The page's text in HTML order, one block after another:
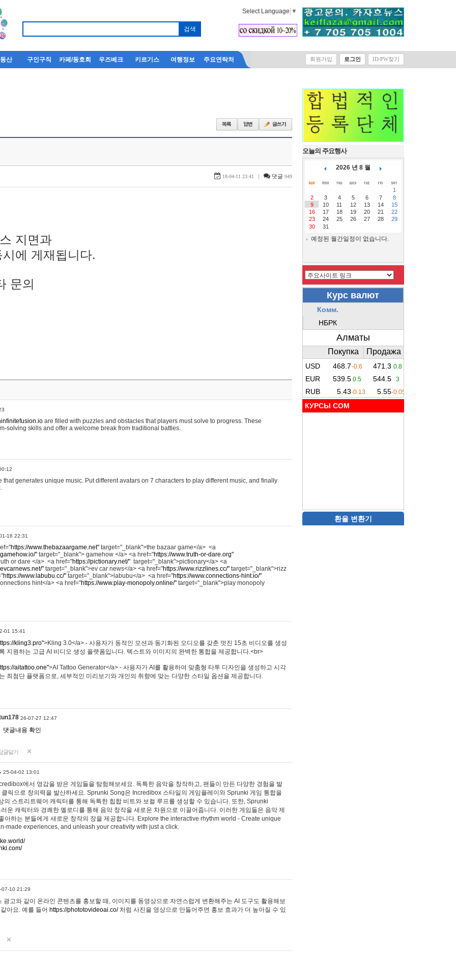
Select Language ▼
산 구인구직 카페/동호회 우즈베크 키르기스 여행정보 주요연락처 회원가입 로그인 ID/PW찾기
18-04-11 23:41 | 댓글 949
지면과
에 게재됩니다.
문의
are filled with puzzles and obstacles that players must solve to progress. These
solving skills and offer a welcome break from traditional battles.
that generates unique music. Put different avatars on 7 characters to play different music, and finally
16 22:31
https://www.thebazaargame.net" target="_blank">the bazaar game</a> <a
" target="_blank"> gamehow </a> <a href="https://www.truth-or-dare.org"
or dare </a> <a href="https://pictionary.net/" target="_blank">pictionary</a> <a
" target="_blank">ev car news</a> <a href="https://www.rizzlines.cc/" target="_blank">rizz
https://www.labubu.cc/" target="_blank">labubu</a> <a href="https://www.connections-hint.io/"
hint</a> <a href="https://www.play-monopoly.online/" target="_blank">play monopoly
01 15:41
kling3.pro">Kling 3.0</a> - 사용자가 동적인 모션과 동기화된 오디오를 갖춘 멋진 15초 비디오를 생성
지원하는 고급 AI 비디오 생성 플랫폼입니다. 텍스트와 이미지의 완벽한 통합을 제공합니다.<br>
aitattoo.one">AI Tattoo Generator</a> - 사용자가 AI를 활용하여 맞춤형 타투 디자인을 생성하고 시각
최첨단 플랫폼으로, 세부적인 미리보기와 개인의 취향에 맞는 다양한 스타일 옵션을 제공합니다.
26-07-27 12:47
댓글내용 확인
글달기
25-04-02 13:01
에서 영감을 받은 게임들을 탐험해보세요. 독특한 음악을 창작하고, 팬들이 만든 다양한 경험을 발
클릭으로 창의력을 발산하세요. Sprunki Song은 Incredibox 스타일의 게임플레이와 Sprunki 게임 통합을
의 스트리트웨어 캐릭터를 통해 독특한 힙합 비트와 보컬 루프를 생성할 수 있습니다. 또한, Sprunki
운 캐릭터와 경쾌한 멜로디를 통해 음악 창작을 새로운 차원으로 이끌어줍니다. 이러한 게임들은 음악 제
아하는 분들에게 새로운 창작의 장을 제공합니다. Explore the interactive rhythm world - Create unique
made experiences, and unleash your creativity with just a click.
07-10 21:29
광고와 같이 온라인 콘텐츠를 홍보할 때, 이미지를 동영상으로 자연스럽게 변환해주는 AI 도구도 활용해보
아요. 예를 들어 https://phototovideoai.co/처럼 사진을 영상으로 만들어주면 홍보 효과가 더 높아질 수 있
오늘의 주요행사
2026 년 8 월
1
2
3 4 5 6 7
8
9
10 11 12 13 14
15
16
17 18 19 20 21
22
23
24 25 26 27 28
29
30
31
예정된 월간일정이 없습니다.
КУРСЫ COM
환율 변환기